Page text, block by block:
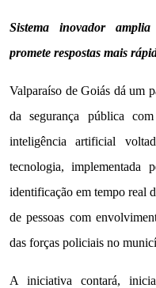
Sistema inovador
promete respostas mais
Valparaíso de Goiás dá um
da segurança pública
inteligência artificial
tecnologia, implementada
identificação em tempo real
de pessoas com
das forças policiais no
A iniciativa contará,